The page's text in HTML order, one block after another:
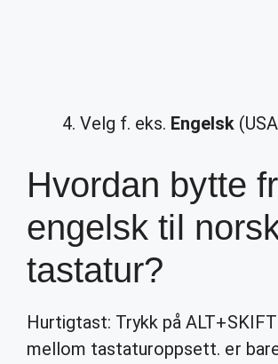
Velg f. eks. Engelsk
Hvordan bytte
engelsk til
tastatur?
Hurtigtast: Trykk på
mellom tastaturoppsett. er